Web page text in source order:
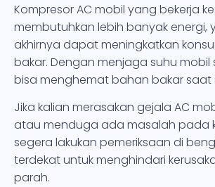
Kompresor AC mobil yang bekerja
membutuhkan lebih banyak energi,
akhirnya dapat meningkatkan
bakar. Dengan menjaga suhu mobil
bisa menghemat bahan bakar saat
Jika kalian merasakan gejala AC
atau menduga ada masalah pada
segera lakukan pemeriksaan di
terdekat untuk menghindari
parah.